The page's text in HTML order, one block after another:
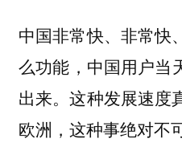
中国非常快、非常快
么功能，中国用户当
出来。这种发展速度
欧洲，这种事绝对不